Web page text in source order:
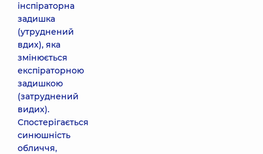
інспіраторна
задишка
(утруднений
вдих), яка
змінюється
експіраторною
задишкою
(затруднений
видих).
Спостерігається
синюшність
обличчя,